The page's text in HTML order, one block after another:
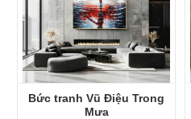
Bức tranh Vũ Điệu Trong
Mưa